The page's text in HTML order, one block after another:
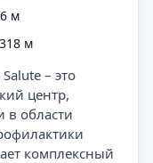
м
м
– это
центр,
в области
комплексный